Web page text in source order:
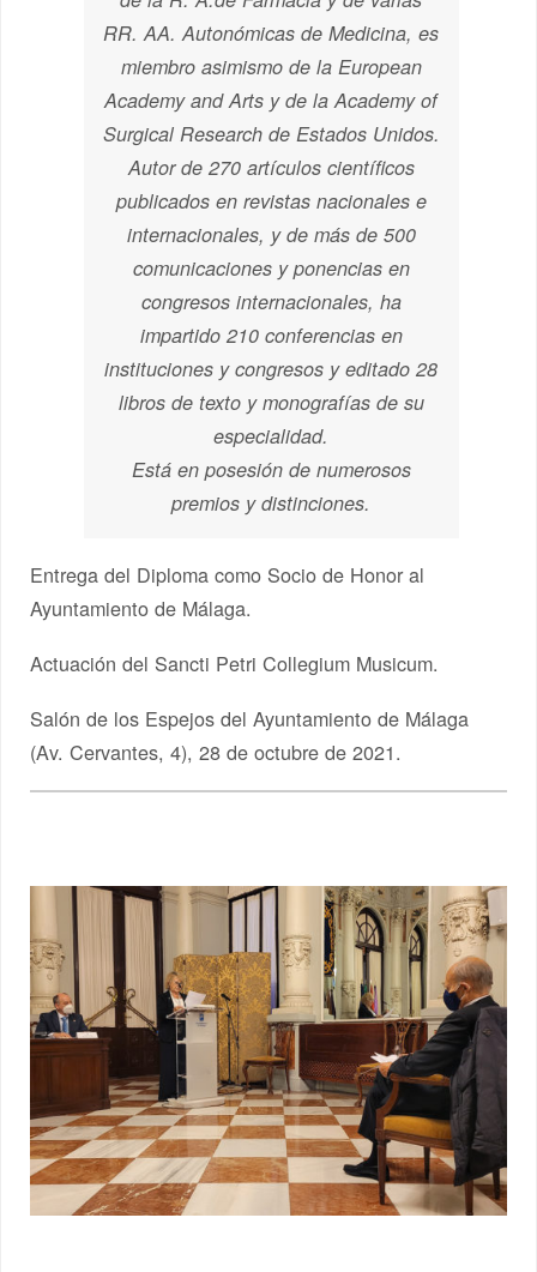
RR. AA. Autonómicas de Medicina, es
miembro asimismo de la European
Academy and Arts y de laAcademy of
Surgical Researchde Estados Unidos.
Autor de 270 artículos científicos
publicados en revistas nacionales e
internacionales, y de más de 500
comunicaciones y ponencias en
congresos internacionales, ha
impartido 210 conferencias en
instituciones y congresos y editado 28
libros de texto y monografías de su
especialidad.
Está en posesión de numerosos
premios y distinciones.
Entrega del Diploma como Socio de Honor al
Ayuntamiento de Málaga.
Actuación del Sancti Petri Collegium Musicum.
Salón de los Espejos del Ayuntamiento de Málaga
(Av. Cervantes, 4), 28 de octubre de 2021.